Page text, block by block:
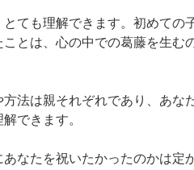
ても理解できます。初めての
とは、心の中での葛藤を生む
法は親それぞれであり、あな
できます。
なたを祝いたかったのかは定